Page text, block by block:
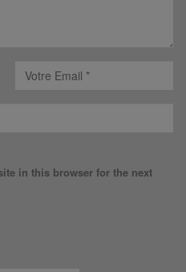
in this browser for the next